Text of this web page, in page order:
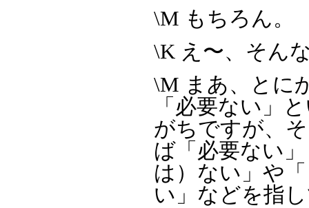
\M もちろん。
\K え〜、そん
\M まあ、とに
「必要ない」
がちですが、
ば「必要ない
は）ない」や
い」などを指